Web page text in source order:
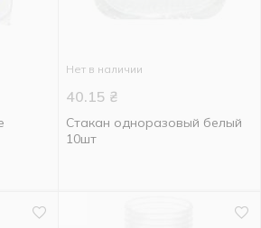
Нет в наличии
40.15 ₴
Стакан одноразовый белый
10шт